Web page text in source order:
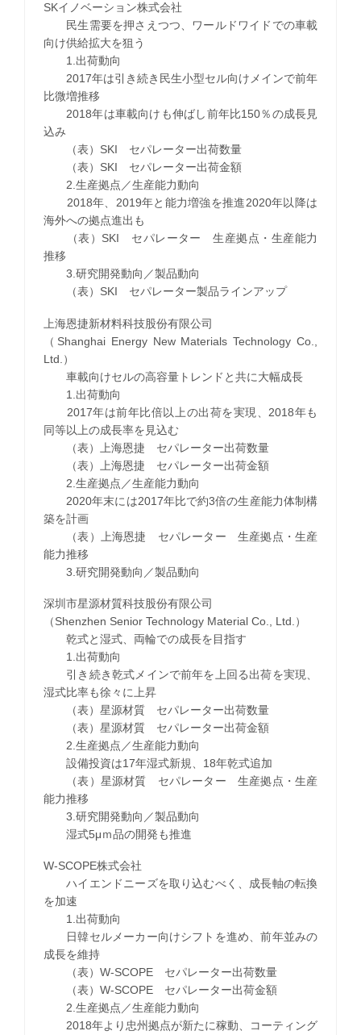
SKイノベーション株式会社
民生需要を押さえつつ、ワールドワイドでの車載
向け供給拡大を狙う
1.出荷動向
2017年は引き続き民生小型セル向けメインで前年
比微増推移
2018年は車載向けも伸ばし前年比150％の成長見
込み
（表）SKI セパレーター出荷数量
（表）SKI セパレーター出荷金額
2.生産拠点／生産能力動向
2018年、2019年と能力増強を推進2020年以降は
海外への拠点進出も
（表）SKI セパレーター 生産拠点・生産能力
推移
3.研究開発動向／製品動向
（表）SKI セパレーター製品ラインアップ
上海恩捷新材料科技股份有限公司
（Shanghai Energy New Materials Technology Co.,
Ltd.）
車載向けセルの高容量トレンドと共に大幅成長
1.出荷動向
2017年は前年比倍以上の出荷を実現、2018年も
同等以上の成長率を見込む
（表）上海恩捷 セパレーター出荷数量
（表）上海恩捷 セパレーター出荷金額
2.生産拠点／生産能力動向
2020年末には2017年比で約3倍の生産能力体制構
築を計画
（表）上海恩捷 セパレーター 生産拠点・生産
能力推移
3.研究開発動向／製品動向
深圳市星源材質科技股份有限公司
（Shenzhen Senior Technology Material Co., Ltd.）
乾式と湿式、両輪での成長を目指す
1.出荷動向
引き続き乾式メインで前年を上回る出荷を実現、
湿式比率も徐々に上昇
（表）星源材質 セパレーター出荷数量
（表）星源材質 セパレーター出荷金額
2.生産拠点／生産能力動向
設備投資は17年湿式新規、18年乾式追加
（表）星源材質 セパレーター 生産拠点・生産
能力推移
3.研究開発動向／製品動向
湿式5μｍ品の開発も推進
W-SCOPE株式会社
ハイエンドニーズを取り込むべく、成長軸の転換
を加速
1.出荷動向
日韓セルメーカー向けシフトを進め、前年並みの
成長を維持
（表）W-SCOPE セパレーター出荷数量
（表）W-SCOPE セパレーター出荷金額
2.生産拠点／生産能力動向
2018年より忠州拠点が新たに稼動、コーティング